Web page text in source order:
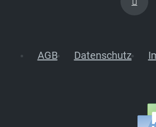
AGB Datenschutz